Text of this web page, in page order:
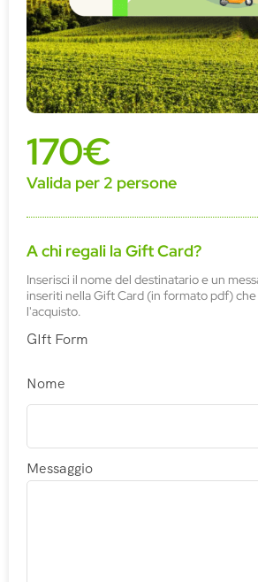
170€
Valida per 2 persone
A chi regali la Gift Card?
Inserisci il nome del destinatario e un
inseriti nella Gift Card (in formato pdf)
l'acquisto.
GIft Form
Nome
Messaggio